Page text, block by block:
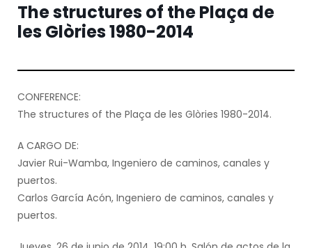
The structures of the Plaça de
les Glòries 1980-2014
CONFERENCE:
The structures of the Plaça de les Glòries 1980-2014.
A CARGO DE:
Javier Rui-Wamba, Ingeniero de caminos, canales y
puertos.
Carlos García Acón, Ingeniero de caminos, canales y
puertos.